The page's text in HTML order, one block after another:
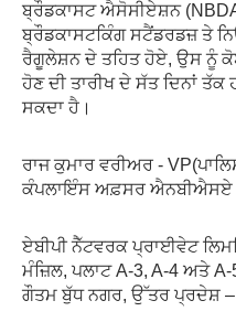
ਬ੍ਰੌਡਕਾਸਟ ਐਸੋਸੀਏਸ਼ਨ
ਬ੍ਰੌਡਕਾਸਟਕਿੰਗ ਸਟੈਂਡਰਡਜ਼ ਤੇ
ਰੈਗੂਲੇਸ਼ਨ ਦੇ ਤਹਿਤ ਹੋਏ, ਉਸ ਨੂੰ
ਹੋਣ ਦੀ ਤਾਰੀਖ ਦੇ ਸੱਤ ਦਿਨਾਂ
ਸਕਦਾ ਹੈ।
ਰਾਜ ਕੁਮਾਰ ਵਰੀਅਰ -
ਕੰਪਲਾਇੰਸ ਅਫ਼ਸਰ ਐਨਬੀਐਸਏ
ਏਬੀਪੀ ਨੈੱਟਵਰਕ ਪ੍ਰਾਈਵੇਟ
ਮੰਜ਼ਿਲ, ਪਲਾਟ A-3, A-4 ਅਤੇ
ਗੌਤਮ ਬੁੱਧ ਨਗਰ, ਉੱਤਰ ਪ੍ਰਦੇਸ਼ –